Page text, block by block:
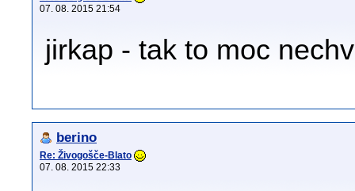
07. 08. 2015 21:54
jirkap - tak to moc
berino
Re: Živogošče-Blato
07. 08. 2015 22:33